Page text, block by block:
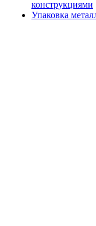
конструкциями
Упаковка